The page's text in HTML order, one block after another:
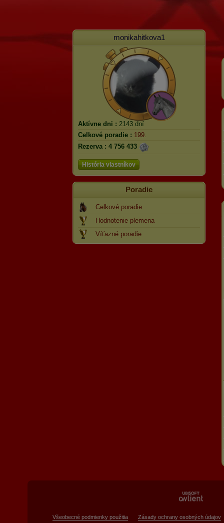
monikahitkova1
Aktívne dni : 2143 dní
Celkové poradie : 199.
Rezerva : 4 756 433
História vlastníkov
Poradie
Celkové poradie
Hodnotenie plemena
Víťazné poradie
Všeobecné podmienky použitia Zásady ochrany osobných údajov